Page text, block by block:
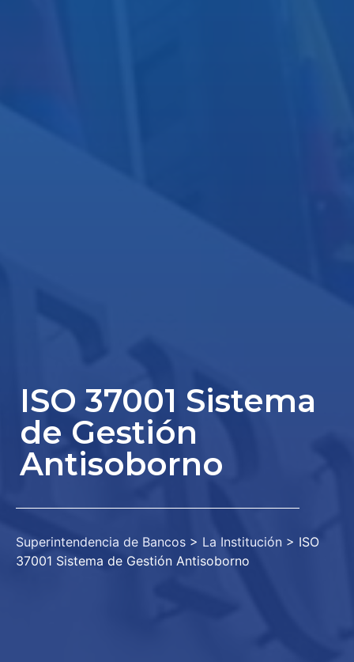
ISO 37001 Sistema
de Gestión
Antisoborno
Superintendencia de Bancos > La Institución > ISO
37001 Sistema de Gestión Antisoborno